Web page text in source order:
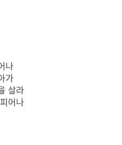
나
가
살라
어나